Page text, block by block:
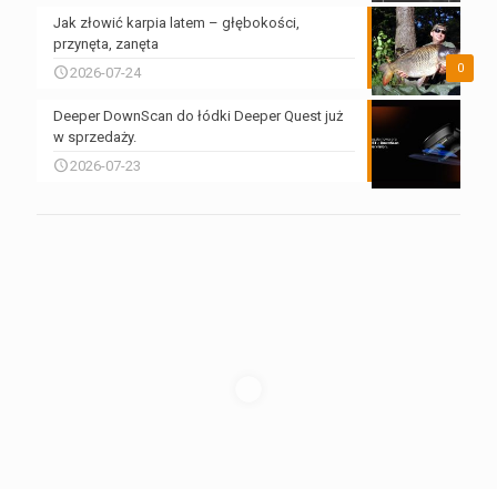
0
Jak złowić karpia latem – głębokości,
przynęta, zanęta
2026-07-24
Deeper DownScan do łódki Deeper Quest już
w sprzedaży.
2026-07-23